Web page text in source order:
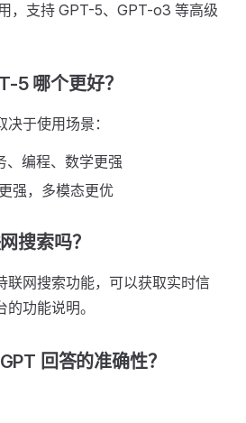
，支持 GPT-5、GPT-o3 等高级
5 哪个更好？
于使用场景：
、编程、数学更强
强，多模态更优
搜索吗？
联网搜索功能，可以获取实时信
功能说明。
回答的准确性？